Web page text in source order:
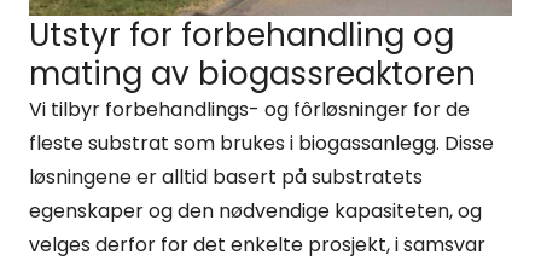
Utstyr for forbehandling og
mating av biogassreaktoren
Vi tilbyr forbehandlings- og fôrløsninger for de
fleste substrat som brukes i biogassanlegg. Disse
løsningene er alltid basert på substratets
egenskaper og den nødvendige kapasiteten, og
velges derfor for det enkelte prosjekt, i samsvar